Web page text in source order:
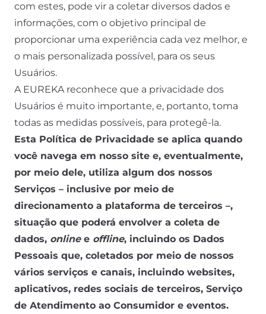
com estes, pode vir a coletar diversos dados e
informações, com o objetivo principal de
proporcionar uma experiência cada vez melhor, e
o mais personalizada possível, para os seus
Usuários.
A EUREKA reconhece que a privacidade dos
Usuários é muito importante, e, portanto, toma
todas as medidas possíveis, para protegê-la.
Esta Política de Privacidade se aplica quando
você navega em nosso site e, eventualmente,
por meio dele, utiliza algum dos nossos
Serviços – inclusive por meio de
direcionamento a plataforma de terceiros –,
situação que poderá envolver a coleta de
dados, onlinee offline, incluindo os Dados
Pessoais que, coletados por meio de nossos
vários serviços e canais, incluindo websites,
aplicativos, redes sociais de terceiros, Serviço
de Atendimento ao Consumidor e eventos.